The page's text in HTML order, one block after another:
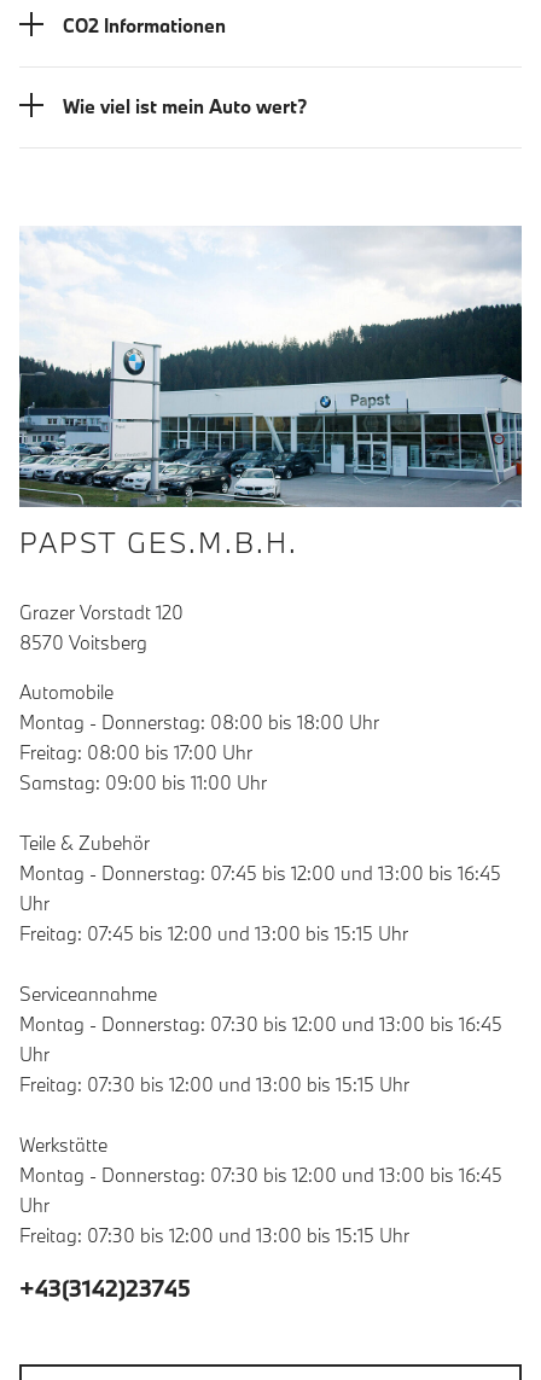
CO2 Informationen
Wie viel ist mein Auto wert?
PAPST GES.M.B.H.
Grazer Vorstadt 120
8570 Voitsberg
Automobile
Montag - Donnerstag: 08:00 bis 18:00 Uhr
Freitag: 08:00 bis 17:00 Uhr
Samstag: 09:00 bis 11:00 Uhr
Teile & Zubehör
Montag - Donnerstag: 07:45 bis 12:00 und 13:00 bis 16:45
Uhr
Freitag: 07:45 bis 12:00 und 13:00 bis 15:15 Uhr
Serviceannahme
Montag - Donnerstag: 07:30 bis 12:00 und 13:00 bis 16:45
Uhr
Freitag: 07:30 bis 12:00 und 13:00 bis 15:15 Uhr
Werkstätte
Montag - Donnerstag: 07:30 bis 12:00 und 13:00 bis 16:45
Uhr
Freitag: 07:30 bis 12:00 und 13:00 bis 15:15 Uhr
+43(3142)23745